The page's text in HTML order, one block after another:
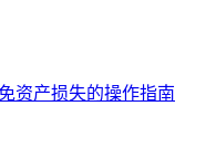
资产损失的操作指南